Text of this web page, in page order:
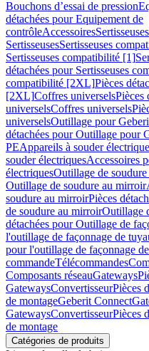
Bouchons d’essai de pression
détachées pour Equipement de
contrôleAccessoiresSertisseuses
SertisseusesSertisseuses
Sertisseuses compatibilité [1]
détachées pour Sertisseuses
compatibilité [2XL]Pièces
[2XL]Coffres universelsPièces
universelsCoffres universels
universelsOutillage pour
détachées pour Outillage pour
PEAppareils à souder
souder électriquesAccessoires
électriquesOutillage de
Outillage de soudure au mirroir
soudure au mirroirPièces
de soudure au mirroirOutillage
détachées pour Outillage de
l'outillage de façonnage de
pour l'outillage de façonnage
commandeTélécommandes
Composants réseauGateways
GatewaysConvertisseurPièces
de montageGeberit Connect
GatewaysConvertisseurPièces
de montage
Catégories de produits